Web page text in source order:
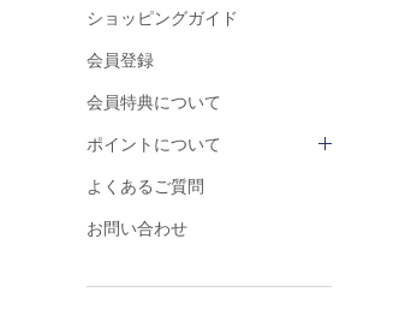
ショッピングガイド
会員登録
会員特典について
ポイントについて
よくあるご質問
お問い合わせ